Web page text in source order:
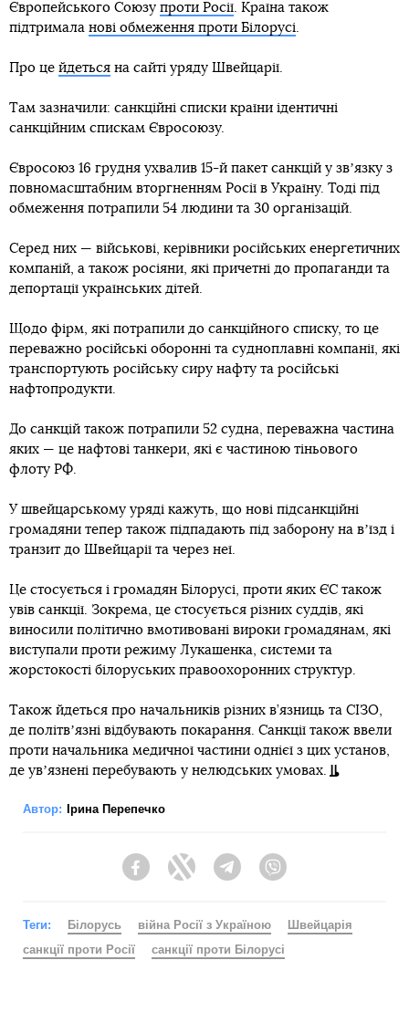
Європейського Союзу проти Росії. Країна також
підтримала нові обмеження проти Білорусі.
Про це йдеться на сайті уряду Швейцарії.
Там зазначили: санкційні списки країни ідентичні
санкційним спискам Євросоюзу.
Євросоюз 16 грудня ухвалив 15-й пакет санкцій у звʼязку з
повномасштабним вторгненням Росії в Україну. Тоді під
обмеження потрапили 54 людини та 30 організацій.
Серед них — військові, керівники російських енергетичних
компаній, а також росіяни, які причетні до пропаганди та
депортації українських дітей.
Щодо фірм, які потрапили до санкційного списку, то це
переважно російські оборонні та судноплавні компанії, які
транспортують російську сиру нафту та російські
нафтопродукти.
До санкцій також потрапили 52 судна, переважна частина
яких — це нафтові танкери, які є частиною тіньового
флоту РФ.
У швейцарському уряді кажуть, що нові підсанкційні
громадяни тепер також підпадають під заборону на вʼїзд і
транзит до Швейцарії та через неї.
Це стосується і громадян Білорусі, проти яких ЄС також
увів санкції. Зокрема, це стосується різних суддів, які
виносили політично вмотивовані вироки громадянам, які
виступали проти режиму Лукашенка, системи та
жорстокості білоруських правоохоронних структур.
Також йдеться про начальників різних в’язниць та СІЗО,
де політвʼязні відбувають покарання. Санкції також ввели
проти начальника медичної частини однієї з цих установ,
де увʼязнені перебувають у нелюдських умовах.
Автор: Ірина Перепечко
FacebookTwitter Telegram
Теги: Білорусь війна Росії з Україною
Швейцарія
санкції проти Росії
санкції проти Білорусі